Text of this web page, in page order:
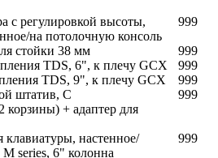
с регулировкой высоты,
на потолочную консоль
999
стойки 38 мм
999
TDS, 6", к плечу GCX
999
TDS, 9", к плечу GCX
999
штатив, C
+ адаптер для
999
настенное/
series, 6" колонна
999